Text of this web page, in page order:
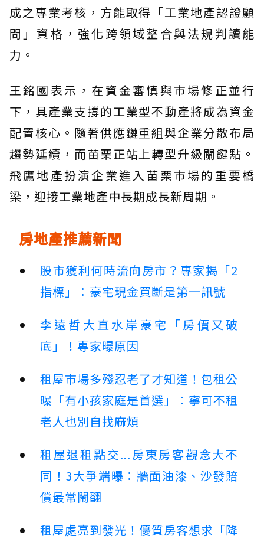
成之專業考核，方能取得「工業地產認證顧
問」資格，強化跨領域整合與法規判讀能
力。
王銘國表示，在資金審慎與市場修正並行
下，具產業支撐的工業型不動產將成為資金
配置核心。隨著供應鏈重組與企業分散布局
趨勢延續，而苗栗正站上轉型升級關鍵點。
飛鷹地產扮演企業進入苗栗市場的重要橋
梁，迎接工業地產中長期成長新周期。
房地產推薦新聞
股市獲利何時流向房市？專家揭「2
指標」：豪宅現金買斷是第一訊號
李遠哲大直水岸豪宅「房價又破
底」！專家曝原因
租屋市場多殘忍老了才知道！包租公
曝「有小孩家庭是首選」：寧可不租
老人也別自找麻煩
租屋退租點交...房東房客觀念大不
同！3大爭端曝：牆面油漆、沙發賠
償最常鬧翻
租屋處亮到發光！優質房客想求「降